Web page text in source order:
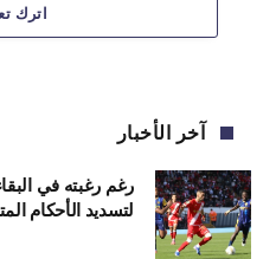
اترك
آخر الأخبار
رغم رغبته في
لتسديد الأحكام